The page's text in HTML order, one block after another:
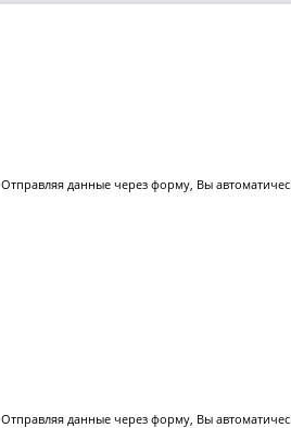
Отправляя данные через форму, Вы
Отправляя данные через форму, Вы